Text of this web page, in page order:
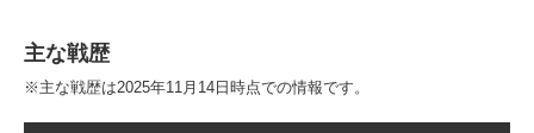
主な戦歴
※主な戦歴は2025年11月14日時点での情報です。